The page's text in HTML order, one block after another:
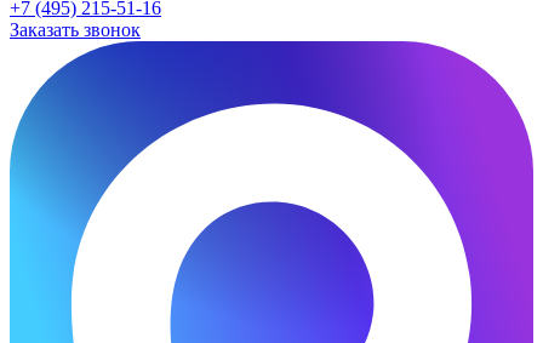
+7 (495) 215-51-16
Заказать звонок